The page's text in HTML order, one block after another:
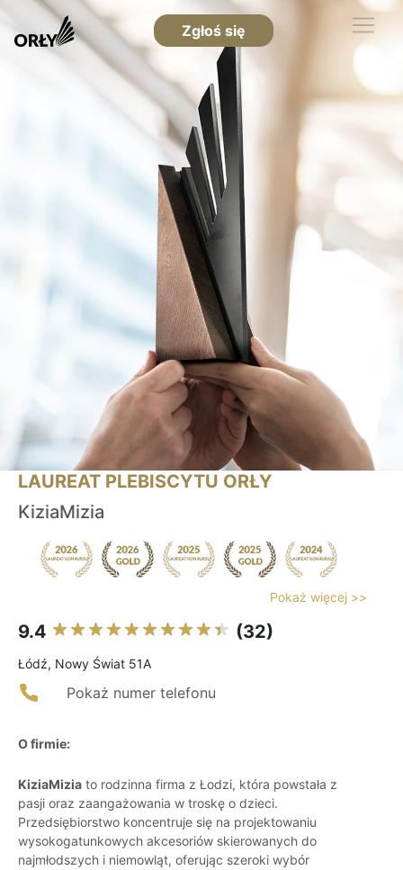
Zgłoś się
LAUREAT PLEBISCYTU ORŁY
KiziaMizia
Pokaż więcej >>
9.4 (32)
Łódź, Nowy Świat 51A
Pokaż numer telefonu
O firmie:
KiziaMizia to rodzinna firma z Łodzi, która powstała z
pasji oraz zaangażowania w troskę o dzieci.
Przedsiębiorstwo koncentruje się na projektowaniu
wysokogatunkowych akcesoriów skierowanych do
najmłodszych i niemowląt, oferując szeroki wybór